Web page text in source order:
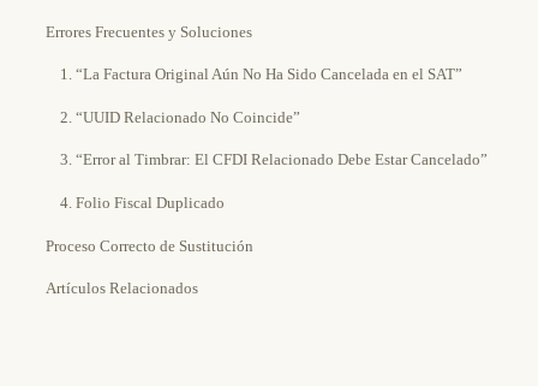
Errores Frecuentes y Soluciones
1. “La Factura Original Aún No Ha Sido Cancelada en el SAT”
2. “UUID Relacionado No Coincide”
3. “Error al Timbrar: El CFDI Relacionado Debe Estar Cancelado”
4. Folio Fiscal Duplicado
Proceso Correcto de Sustitución
Artículos Relacionados